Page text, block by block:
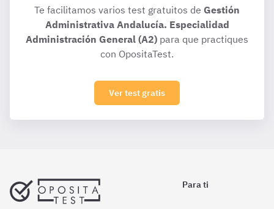
Te facilitamos varios test gratuitos de Gestión
Administrativa Andalucía. Especialidad
Administración General (A2) para que practiques
con OpositaTest.
Ver test gratis
Para ti